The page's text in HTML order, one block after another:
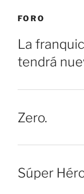
FORO
La
tendrá
Zero.
Súper